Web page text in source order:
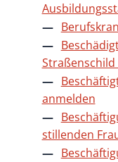
anmelden
stillenden